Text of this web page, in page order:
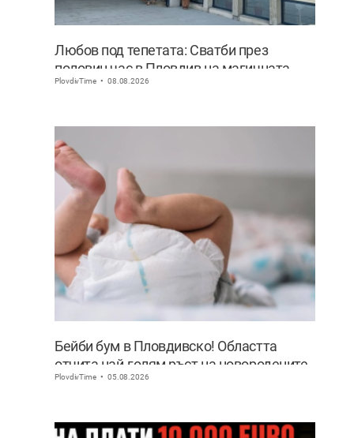
Любов под тепетата: Сватби през
половин час в Пловдив на магичната
дата 8.08
PlovdivTime 08.08.2026
Бейби бум в Пловдивско! Областта
отчита най-голям ръст на новородените
извън София
PlovdivTime 05.08.2026